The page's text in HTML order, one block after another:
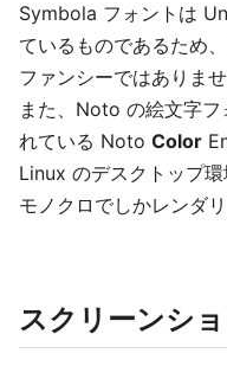
Symbola フォントは
ているものであるため
ファンシーではありませ
また、Noto の絵文字
れている Noto Color
Linux のデスクトップ
モノクロでしかレンダ
スクリーンシ